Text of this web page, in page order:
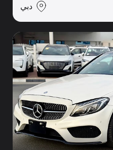
دبي